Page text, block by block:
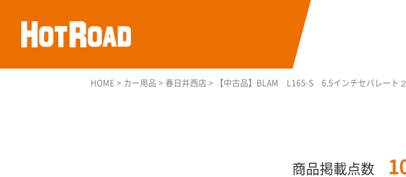
HOME > カー用品 > 春日井西店 > 【中古品】BLAM L165-S 6.5インチセパレート
商品掲載点数